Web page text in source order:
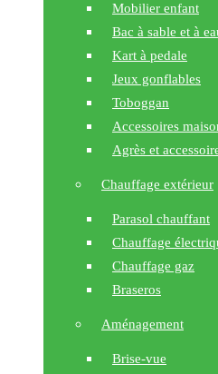
Mobilier enfant
Bac à sable et à
Kart à pedale
Jeux gonflables
Toboggan
Accessoires
Agrès et
Chauffage extérieur
Parasol chauffant
Chauffage
Chauffage gaz
Braseros
Aménagement
Brise-vue